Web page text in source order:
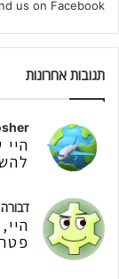
us on Facebook
תגובות אחרונות
דבורה